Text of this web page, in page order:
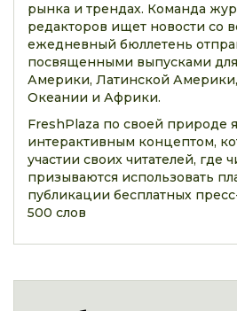
рынка и трендах. Команда
редакторов ищет новости со
ежедневный бюллетень
посвященными выпусками
Америки, Латинской
Океании и Африки.
FreshPlaza по своей природе
интерактивным концептом,
участии своих читателей, где
призываются использовать
публикации бесплатных
500 слов